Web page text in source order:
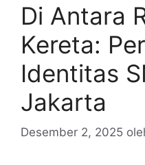
Di Antara
Kereta:
Identitas
Jakarta
Desember 2, 2025